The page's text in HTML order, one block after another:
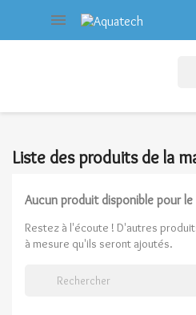

Liste des produits de la
Aucun produit disponible pour
Restez à l'écoute ! D'autres
à mesure qu'ils seront ajoutés.